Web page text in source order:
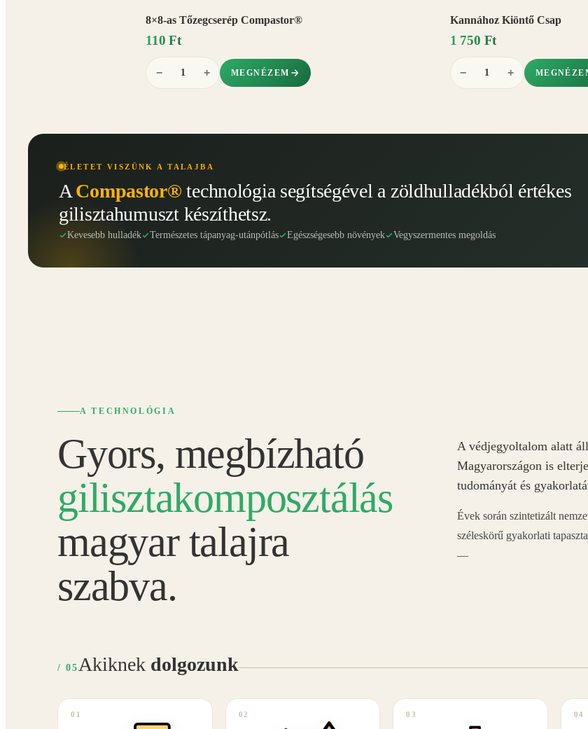
8×8-as Tőzegcserép Compastor®
110 Ft
− + MEGNÉZEM
Kannához Kiöntő Csap
1 750 Ft
− +
ÉLETET VISZÜNK A TALAJBA
A Compastor® technológia segítségével a zöldhulladékból értékes
gilisztahumuszt készíthetsz.
Kevesebb hulladék Természetes tápanyag-utánpótlás Egészségesebb növények Vegyszermentes megoldás
A TECHNOLÓGIA
Gyors, megbízható
gilisztakomposztálás
magyar talajra
szabva.
A védjegyoltalom alatt
Magyarországon is
tudományát és
Évek során szintetizált
széleskörű gyakorlati
—
/ 05 Akiknek dolgozunk
01 02 03 04